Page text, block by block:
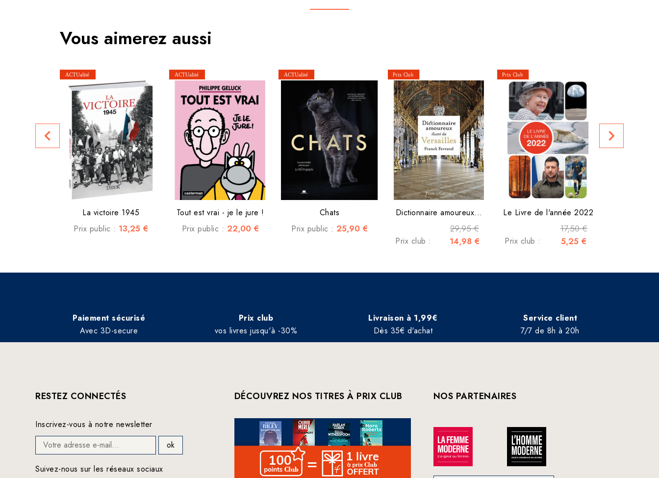
Vous aimerez aussi
La victoire 1945
Prix public : 13,25 €
Tout est vrai - je le jure !
Prix public : 22,00 €
Chats
Prix public : 25,90 €
Dictionnaire amoureux...
29,95 €
Prix club : 14,98 €
Le Livre de l'année 2022
17,50 €
Prix club : 5,25 €
Prix
navigate_before navigate_next
Paiement sécurisé
Avec 3D-secure
Prix club
vos livres jusqu'à -30%
Livraison à 1,99€
Dès 35€ d'achat
Service client
7/7 de 8h à 20h
RESTEZ CONNECTÉS
Inscrivez-vous à notre newsletter
Suivez-nous sur les réseaux sociaux
DÉCOUVREZ NOS TITRES À PRIX CLUB NOS PARTENAIRES